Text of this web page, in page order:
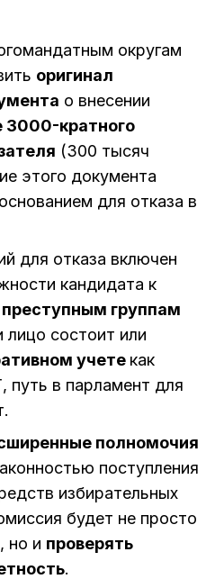
округам
оригинал
о внесении
3000-кратного
(300 тысяч
этого документа
для отказа в
для отказа включен
кандидата к
группам
лицо состоит или
учете как
путь в парламент для
полномочия
поступления
избирательных
будет не просто
но и проверять
.